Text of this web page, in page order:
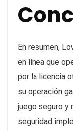
En resumen,
en línea que
por la licencia
su operación
juego seguro y
seguridad